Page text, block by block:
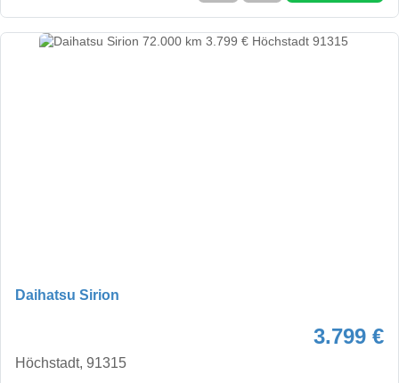
Daihatsu Sirion
3.799 €
Höchstadt, 91315